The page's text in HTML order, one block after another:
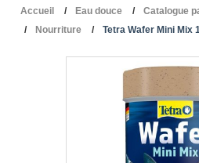
Accueil Eau douce Catalogue
Nourriture
Tetra Wafer Mini Mix